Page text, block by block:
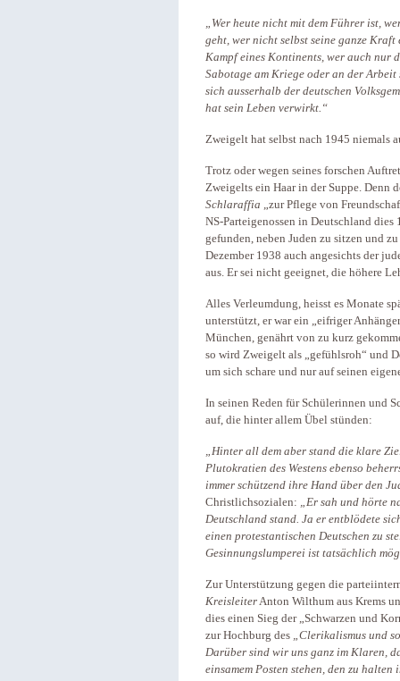
„Wer heute nicht mit dem Führer ist,
geht, wer nicht selbst seine ganze
Kampf eines Kontinents, wer auch nur
Sabotage am Kriege oder an der
sich ausserhalb der deutschen
hat sein Leben verwirkt.“
Zweigelt hat selbst nach 1945 niemals
Trotz oder wegen seines forschen
Zweigelts ein Haar in der Suppe. Denn
Schlaraffia „zur Pflege von
NS-Parteigenossen in Deutschland
gefunden, neben Juden zu sitzen und
Dezember 1938 auch angesichts der
aus. Er sei nicht geeignet, die höhere
Alles Verleumdung, heisst es Monate
unterstützt, er war ein „eifriger
München, genährt von zu kurz
so wird Zweigelt als „gefühlsroh“ und
um sich schare und nur auf seinen
In seinen Reden für Schülerinnen und
auf, die hinter allem Übel stünden:
„Hinter all dem aber stand die klare
Plutokratien des Westens ebenso
immer schützend ihre Hand über den
Christlichsozialen: „Er sah und hörte
Deutschland stand. Ja er entblödete
einen protestantischen Deutschen zu
Gesinnungslumperei ist tatsächlich
Zur Unterstützung gegen die
KreisleiterAnton Wilthum aus Krems
dies einen Sieg der „Schwarzen und
zur Hochburg des „Clerikalismus und
Darüber sind wir uns ganz im Klaren,
einsamem Posten stehen, den zu